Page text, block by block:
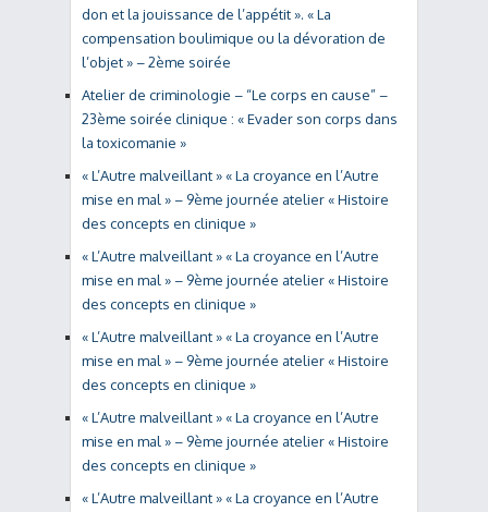
don et la jouissance de l’appétit ». « La
compensation boulimique ou la dévoration de
l’objet » – 2ème soirée
Atelier de criminologie – “Le corps en cause” –
23ème soirée clinique : « Evader son corps dans
la toxicomanie »
« L’Autre malveillant » « La croyance en l’Autre
mise en mal » – 9ème journée atelier « Histoire
des concepts en clinique »
« L’Autre malveillant » « La croyance en l’Autre
mise en mal » – 9ème journée atelier « Histoire
des concepts en clinique »
« L’Autre malveillant » « La croyance en l’Autre
mise en mal » – 9ème journée atelier « Histoire
des concepts en clinique »
« L’Autre malveillant » « La croyance en l’Autre
mise en mal » – 9ème journée atelier « Histoire
des concepts en clinique »
« L’Autre malveillant » « La croyance en l’Autre